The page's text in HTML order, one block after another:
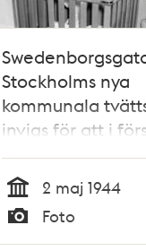
Stockholms nya
kommunala
invigs för att i
utbilda
Märta Wellander
tvättmästare
demonstrerar
Tid
2 maj 1944
Typ
Foto